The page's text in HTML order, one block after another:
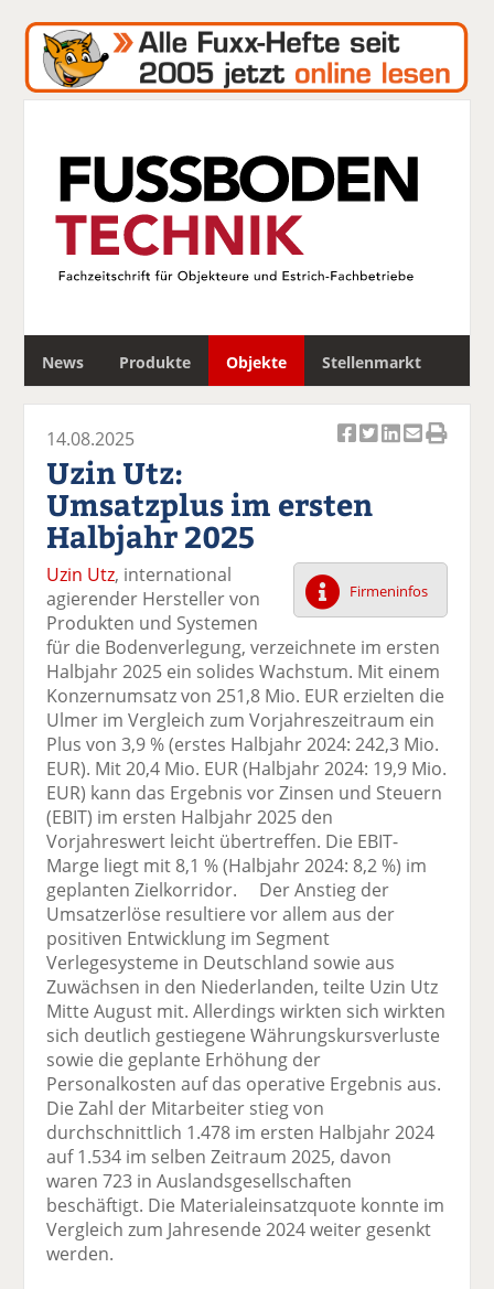
News Produkte Objekte Stellenmarkt
c
k
uf
F
ac
e
b
o
o
k
te
il
n
k
wi
tt
er
n
uf
Li
n
k
e
di
n
te
il
e
er
E
m
ai
l
v
er
se
n
d
ck
e
n
14.08.2025
Uzin Utz:
Umsatzplus im ersten
Halbjahr 2025
Firmeninfos
Uzin Utz, international
agierender Hersteller von
Produkten und Systemen
für die Bodenverlegung, verzeichnete im ersten
Halbjahr 2025 ein solides Wachstum. Mit einem
Konzernumsatz von 251,8 Mio. EUR erzielten die
Ulmer im Vergleich zum Vorjahreszeitraum ein
Plus von 3,9 % (erstes Halbjahr 2024: 242,3 Mio.
EUR). Mit 20,4 Mio. EUR (Halbjahr 2024: 19,9 Mio.
EUR) kann das Ergebnis vor Zinsen und Steuern
(EBIT) im ersten Halbjahr 2025 den
Vorjahreswert leicht übertreffen. Die EBIT-
Marge liegt mit 8,1 % (Halbjahr 2024: 8,2 %) im
geplanten Zielkorridor. Der Anstieg der
Umsatzerlöse resultiere vor allem aus der
positiven Entwicklung im Segment
Verlegesysteme in Deutschland sowie aus
Zuwächsen in den Niederlanden, teilte Uzin Utz
Mitte August mit. Allerdings wirkten sich wirkten
sich deutlich gestiegene Währungskursverluste
sowie die geplante Erhöhung der
Personalkosten auf das operative Ergebnis aus.
Die Zahl der Mitarbeiter stieg von
durchschnittlich 1.478 im ersten Halbjahr 2024
auf 1.534 im selben Zeitraum 2025, davon
waren 723 in Auslandsgesellschaften
beschäftigt. Die Materialeinsatzquote konnte im
Vergleich zum Jahresende 2024 weiter gesenkt
werden.